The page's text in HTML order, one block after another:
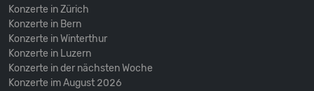
Konzerte in Zürich
Konzerte in Bern
Konzerte in Winterthur
Konzerte in Luzern
Konzerte in der nächsten Woche
Konzerte im August 2026